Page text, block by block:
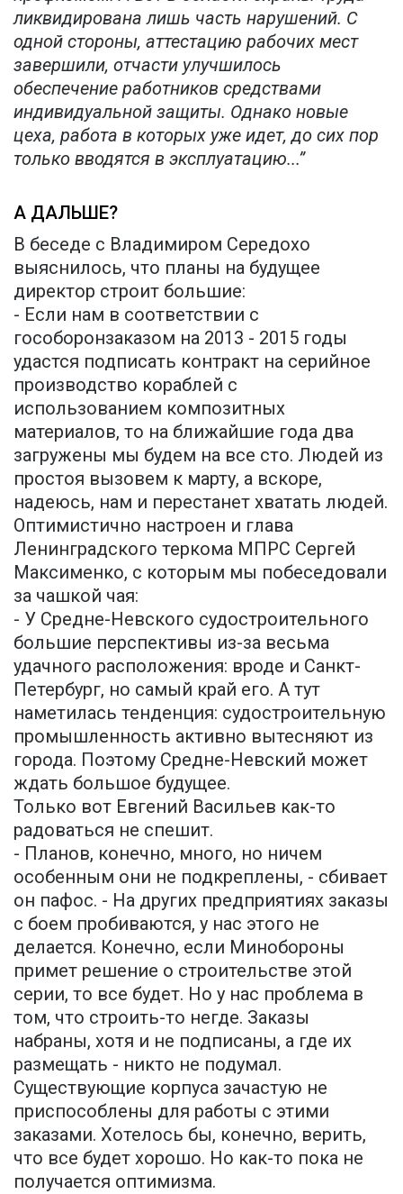
ликвидирована лишь часть нарушений. С
одной стороны, аттестацию рабочих мест
завершили, отчасти улучшилось
обеспечение работников средствами
индивидуальной защиты. Однако новые
цеха, работа в которых уже идет, до сих пор
только вводятся в эксплуатацию...”
А ДАЛЬШЕ?
В беседе с Владимиром Середохо
выяснилось, что планы на будущее
директор строит большие:
- Если нам в соответствии с
гособоронзаказом на 2013 - 2015 годы
удастся подписать контракт на серийное
производство кораблей с
использованием композитных
материалов, то на ближайшие года два
загружены мы будем на все сто. Людей из
простоя вызовем к марту, а вскоре,
надеюсь, нам и перестанет хватать людей.
Оптимистично настроен и глава
Ленинградского теркома МПРС Сергей
Максименко, с которым мы побеседовали
за чашкой чая:
- У Средне-Невского судостроительного
большие перспективы из-за весьма
удачного расположения: вроде и Санкт-
Петербург, но самый край его. А тут
наметилась тенденция: судостроительную
промышленность активно вытесняют из
города. Поэтому Средне-Невский может
ждать большое будущее.
Только вот Евгений Васильев как-то
радоваться не спешит.
- Планов, конечно, много, но ничем
особенным они не подкреплены, - сбивает
он пафос. - На других предприятиях заказы
с боем пробиваются, у нас этого не
делается. Конечно, если Минобороны
примет решение о строительстве этой
серии, то все будет. Но у нас проблема в
том, что строить-то негде. Заказы
набраны, хотя и не подписаны, а где их
размещать - никто не подумал.
Существующие корпуса зачастую не
приспособлены для работы с этими
заказами. Хотелось бы, конечно, верить,
что все будет хорошо. Но как-то пока не
получается оптимизма.